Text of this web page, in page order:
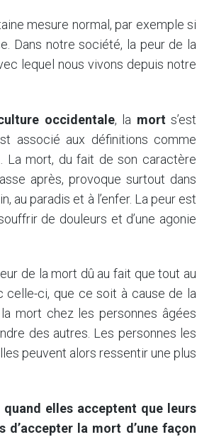
mesure normal, par exemple si
Dans notre société, la peur de la
lequel nous vivons depuis notre
occidentale, la morts’est
associé aux définitions comme
La mort, du fait de son caractère
après, provoque surtout dans
au paradis et à l’enfer. La peur est
de douleurs et d’une agonie
de la mort dû au fait que tout au
celle-ci, que ce soit à cause de la
mort chez les personnes âgées
des autres. Les personnes les
peuvent alors ressentir une plus
elles acceptent que leurs
la mort d’une façon